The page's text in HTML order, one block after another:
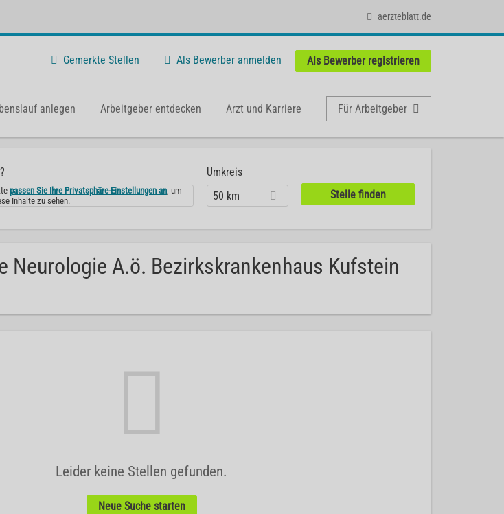
aerzteblatt.de
Gemerkte Stellen Als Bewerber anmelden Als Bewerber registrieren
anlegen Arbeitgeber entdecken Arzt und Karriere Für Arbeitgeber
passen Sie Ihre Privatsphäre-Einstellungen an, um
Inhalte zu sehen.
Umkreis
50 km
Neurologie A.ö. Bezirkskrankenhaus Kufstein
Leider keine Stellen gefunden.
Neue Suche starten